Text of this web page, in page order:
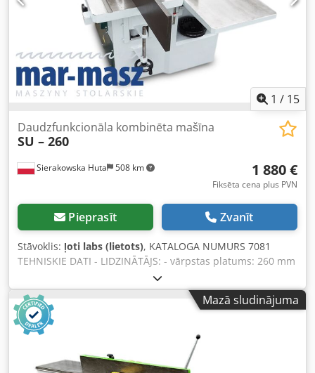
1 / 15
Sierakowska Huta 508 km
Daudzfunkcionāla kombinēta mašīna
SU – 260
1 880 €
Fiksēta cena plus PVN
Pieprasīt Zvanīt
Stāvoklis: ļoti labs (lietots), KATALOGA NUMURS 7081
TEHNISKIE DATI - LIDZINĀTĀJS: - vārpstas platums: 260 mm
- darba galdu garums: 1190 mm - čuguna vadotne,
regulējama leņķī - regulējami galdi BIEZUMPLĀNĒTĀJS: -
maksimālais apstrādājamā elementa biezums: 110 mm -
aizsargs virs biezumplānotāja vārpstas no augšas: -
aizsargvārsti - vilkošā vārpsta, zobaina - frēzēšanas vārpsta
- izvadvārpsta, gluda, vilkoša - nosūces caurules diametrs:
85 mm RIPZĀĢIS: - maksimālais ripzāģa diska diametrs:
Mazā sludinājuma